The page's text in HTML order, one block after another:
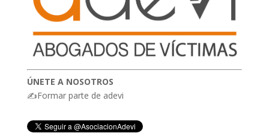
ÚNETE A NOSOTROS
✍Formar parte de adevi